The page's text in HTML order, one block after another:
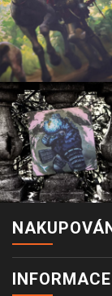
INFORMACE